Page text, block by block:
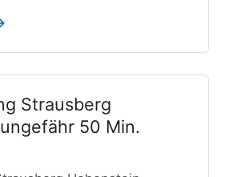
Strausberg
50 Min.